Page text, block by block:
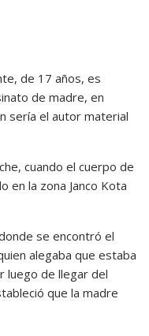
de 17 años, es
de madre, en
sería el autor material
cuando el cuerpo de
en la zona Janco Kota
se encontró el
alegaba que estaba
luego de llegar del
que la madre